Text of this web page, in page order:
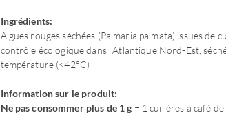
Ingrédients:
Algues rouges séchées (Palmaria palmata) issues de
contrôle écologique dans l'Atlantique Nord-Est,
température (<42°C)
Information sur le produit:
Ne pas consommer plus de 1 g = 1 cuillères à café